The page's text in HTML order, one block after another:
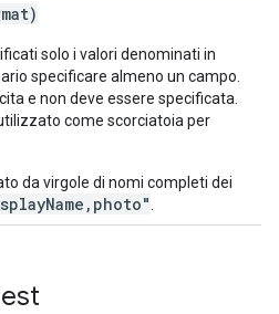
solo i valori denominati in
specificare almeno un campo.
e non deve essere specificata.
come scorciatoia per
da virgole di nomi completi dei